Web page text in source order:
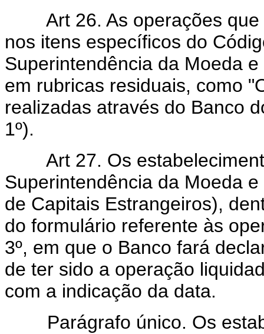
Art 26. As operações que
nos itens específicos do
Superintendência da Moeda
em rubricas residuais, como
realizadas através do Banco
1º).
Art 27. Os
Superintendência da Moeda
de Capitais Estrangeiros),
do formulário referente às
3º, em que o Banco fará
de ter sido a operação
com a indicação da data.
Parágrafo único. Os